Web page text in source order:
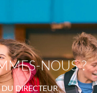
NOUS ?
DU DIRECTEUR